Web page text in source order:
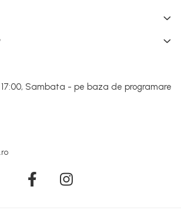
17:00, Sambata - pe baza de programare